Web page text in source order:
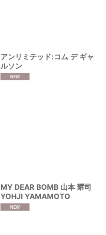
アンリミテッド:コム デ ギャ
ルソン
MY DEAR BOMB 山本 耀司
YOHJI YAMAMOTO